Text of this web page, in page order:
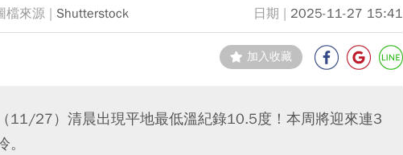
Shutterstock 2025-11-27 15:41
加入收藏
11/27）清晨出現平地最低溫紀錄10.5度！本周將迎來連3